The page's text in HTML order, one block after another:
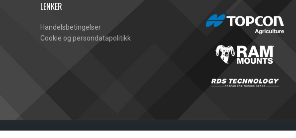
LENKER
Handelsbetingelser
Cookie og persondatapolitikk